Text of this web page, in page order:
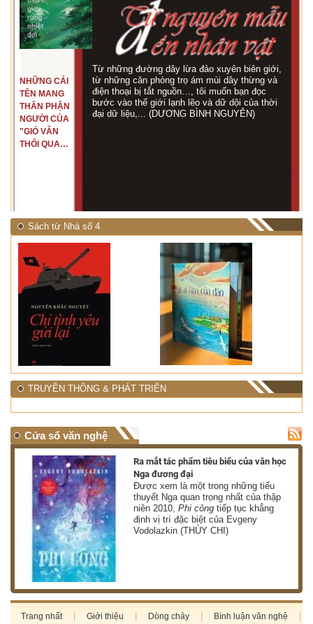
NHỮNG CÁI
TÊN MANG
THÂN PHẬN
NGƯỜI CỦA
"GIÓ VẪN
THỔI QUA
Từ những đường dây lừa đảo xuyên biên giới,
từ những căn phòng trọ ám mùi dây thừng và
điện thoại bị tắt nguồn…, tôi muốn bạn đọc
bước vào thế giới lạnh lẽo và dữ dội của thời
đại dữ liệu,... (DƯƠNG BÌNH NGUYÊN)
Sách từ Nhà số 4
TRUYỀN THÔNG & PHÁT TRIỂN
Cửa sổ văn nghệ
Ra mắt tác phẩm tiêu biểu của văn học
Nga đương đại
Được xem là một trong những tiểu
thuyết Nga quan trọng nhất của thập
niên 2010,Phi công tiếp tục khẳng
định vị trí đặc biệt của Evgeny
Vodolazkin (THÙY CHI)
Trang nhất Giới thiệu Dòng chảy Bình luận văn nghệ